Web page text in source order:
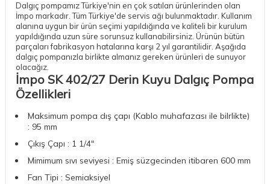
Dalgıç pompamız Türkiye'nin en çok satılan ürünlerinden olan
İmpo markadır. Tüm Türkiye'de servis ağı bulunmaktadır. Kullanım
alanına uygun bir ürün seçimi yapıldığında ve kaliteli bir kurulum
yapıldığında uzun süre sorunsuz kullanabilirsiniz. Ürünün bütün
parçaları fabrikasyon hatalarına karşı 2 yıl garantilidir. Aşağıda
dalgıç pompanızla birlikte almanız gereken ürünleri de sunuyor
olacağız.
İmpo SK 402/27 Derin Kuyu Dalgıç Pompa
Özellikleri
Maksimum pompa dış çapı (Kablo muhafazası ile bilrlikte)
: 95 mm
Çıkış Çapı : 1 1/4"
Mimimum sıvı seviyesi : Emiş süzgecinden itibaren 600 mm
Fan Tipi : Semiaksiyel